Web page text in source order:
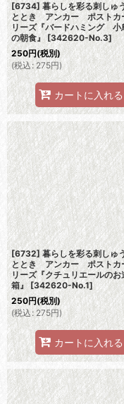
[6734] 暮らしを彩る刺しゅ
ととき アンカー ポストカ
リーズ『バードハミング 小
の朝食』 [342620-No.3]
250円(税別)
(税込: 275円)
カートに入れる
[6732] 暮らしを彩る刺しゅ
ととき アンカー ポストカ
リーズ『クチュリエールのお
箱』 [342620-No.1]
250円(税別)
(税込 : 275円)
カートに入れる